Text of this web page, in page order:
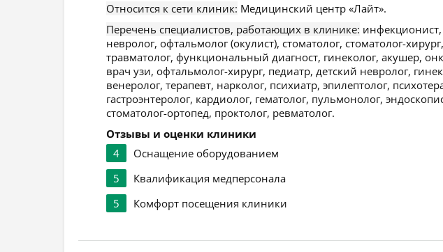
Относится к сети клиник: Медицинский центр «Лайт».
Перечень специалистов, работающих в клинике: инфекционист,
невролог, офтальмолог (окулист), стоматолог, стоматолог-
травматолог, функциональный диагност, гинеколог, акушер,
врач узи, офтальмолог-хирург, педиатр, детский невролог,
венеролог, терапевт, нарколог, психиатр, эпилептолог,
гастроэнтеролог, кардиолог, гематолог, пульмонолог,
стоматолог-ортопед, проктолог, ревматолог.
Отзывы и оценки клиники
4
Оснащение оборудованием
5
Квалификация медперсонала
5
Комфорт посещения клиники